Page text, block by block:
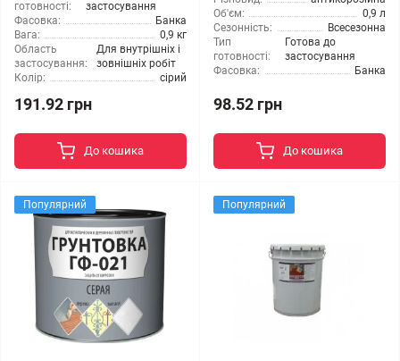
готовності:
застосування
Фасовка:
Банка
Вага:
0,9 кг
Область
застосування:
Для внутрішніх і
зовнішніх робіт
Колір:
сірий
191.92 грн
До кошика
Об'єм:
0,9 л
Сезонність:
Всесезонна
Тип
готовності:
Готова до
застосування
Фасовка:
Банка
98.52 грн
До кошика
Популярний Популярний